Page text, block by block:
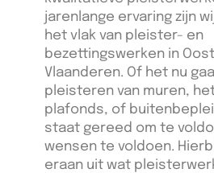
jarenlange ervaring zijn
het vlak van pleister- en
bezettingswerken in
Vlaanderen. Of het nu
pleisteren van muren,
plafonds, of
staat gereed om te
wensen te voldoen.
eraan uit wat